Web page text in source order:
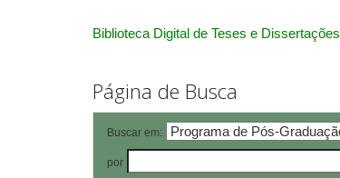
Biblioteca Digital de Teses e Dissertações
Página de Busca
Buscar em:
por